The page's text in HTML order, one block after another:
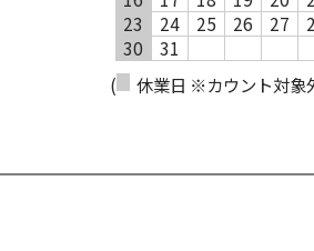
23
24 25 26 27
30
31
( 休業日 ※カウント対象